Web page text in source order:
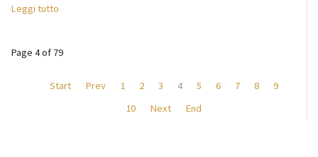
Leggi tutto
Page 4 of 79
Start Prev 1 2 3 4 5 6 7 8
9
10
Next End